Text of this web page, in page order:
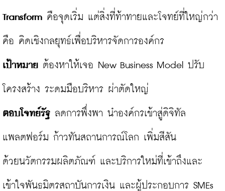
Transform คือจุดเริ่ม แต่สิ่งที่ท้าทายและโจทย์ที่ใหญ่กว่า
เป้าหมาย ต้องหาให้เจอ New Business Model ปรับ
ตอบโจทย์รัฐ ลดการพึ่งพา นำองค์กรเข้าสู่ดิจิทัล
แพลตฟอร์ม ก้าวทันสถานการณ์โลก เพิ่มสีสัน
ด้วยนวัตกรรมผลิตภัณฑ์ และบริการใหม่ที่เข้าถึงและ
เข้าใจพันธมิตรสถาบันการเงิน และผู้ประกอบการ SMEs